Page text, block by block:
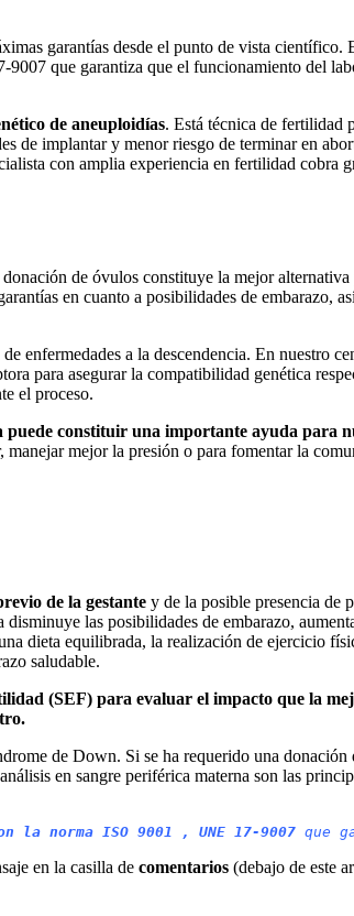
garantías desde el punto de vista científico.
que garantiza que el funcionamiento del
de aneuploidías. Está técnica de fertilidad
de implantar y menor riesgo de terminar en
con amplia experiencia en fertilidad cobra
donación de óvulos constituye la mejor alternativa
en cuanto a posibilidades de embarazo,
enfermedades a la descendencia. En nuestro
para asegurar la compatibilidad genética
el proceso.
constituir una importante ayuda para
mejor la presión o para fomentar la
de la gestante y de la posible presencia de
las posibilidades de embarazo,
dieta equilibrada, la realización de ejercicio
saludable.
(SEF) para evaluar el impacto que la
de Down. Si se ha requerido una donación
en sangre periférica materna son las
norma ISO 9001 , UNE 17-9007 que
en la casilla de comentarios (debajo de este